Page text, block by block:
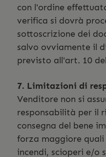
con l'ordine
verifica si dovrà
sottoscrizione dei
salvo ovviamente il
previsto all'art. 10
7. Limitazioni di
Venditore non si
responsabilità per il
consegna del bene
forza maggiore
incendi, scioperi e/o